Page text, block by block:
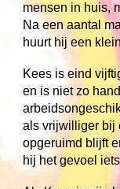
mensen in huis,
Na een aantal
huurt hij een
Kees is eind
en is niet zo
als vrijwilliger bij
opgeruimd blijft
hij het gevoel